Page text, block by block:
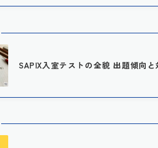
SAPIX入室テストの全貌 出題傾向と